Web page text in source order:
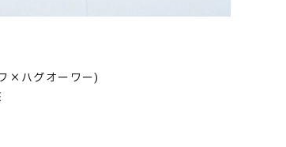
×ハグオーワー)